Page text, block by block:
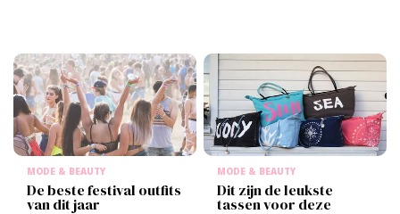
MODE & BEAUTY
De beste festival outfits
van dit jaar
MODE & BEAUTY
Dit zijn de leukste
tassen voor deze